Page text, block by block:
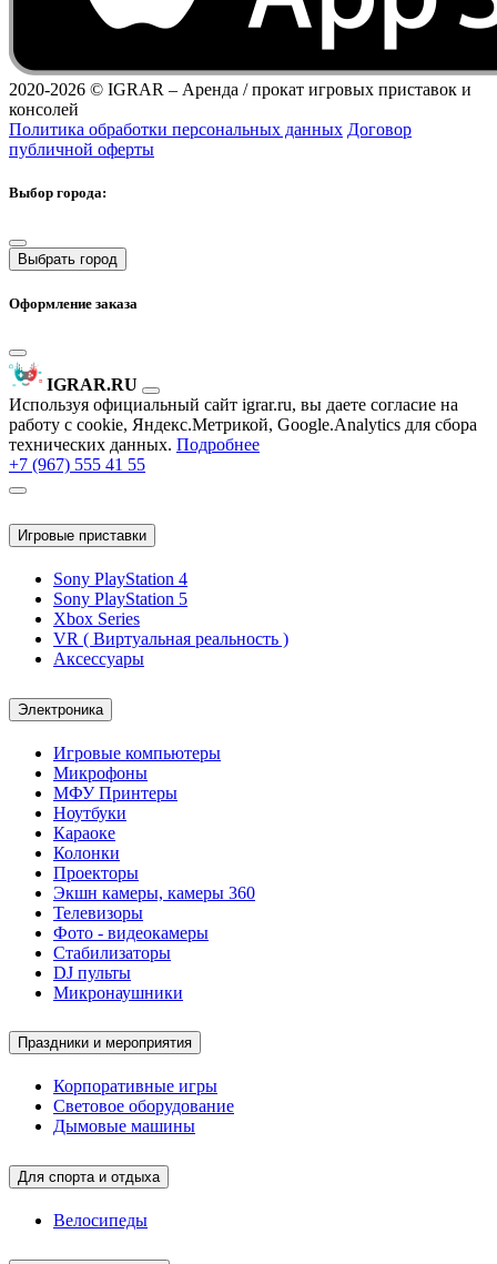
2020-2026 © IGRAR – Аренда / прокат игровых приставок и
консолей
Политика обработки персональных данных Договор
публичной оферты
Выбор города:
Выбрать город
Оформление заказа
IGRAR.RU
Используя официальный сайт igrar.ru, вы даете согласие на
работу с cookie, Яндекс.Метрикой, Google.Analytics для сбора
технических данных. Подробнее
+7 (967) 555 41 55
Игровые приставки
Sony PlayStation 4
Sony PlayStation 5
Xbox Series
VR ( Виртуальная реальность )
Аксессуары
Электроника
Игровые компьютеры
Микрофоны
МФУ Принтеры
Ноутбуки
Караоке
Колонки
Проекторы
Экшн камеры, камеры 360
Телевизоры
Фото - видеокамеры
Стабилизаторы
DJ пульты
Микронаушники
Праздники и мероприятия
Корпоративные игры
Световое оборудование
Дымовые машины
Для спорта и отдыха
Велосипеды